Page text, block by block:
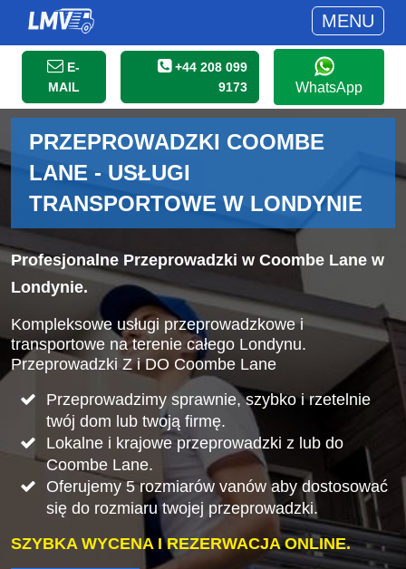
MENU
E-
MAIL
+44 208 099
9173
WhatsApp
PRZEPROWADZKI COOMBE
LANE - USŁUGI
TRANSPORTOWE W LONDYNIE
Profesjonalne Przeprowadzki w Coombe Lane w
Londynie.
Kompleksowe usługi przeprowadzkowe i
transportowe na terenie całego Londynu.
Przeprowadzki Z i DO Coombe Lane
Przeprowadzimy sprawnie, szybko i rzetelnie
twój dom lub twoją firmę.
Lokalne i krajowe przeprowadzki z lub do
Coombe Lane.
Oferujemy 5 rozmiarów vanów aby dostosować
się do rozmiaru twojej przeprowadzki.
SZYBKA WYCENA I REZERWACJA ONLINE.